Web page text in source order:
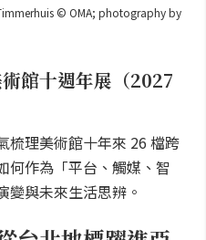
© OMA; photography by
館十週年展（2027
梳理美術館十年來 26 檔跨
何作為「平台、觸媒、智
變與未來生活思辨。